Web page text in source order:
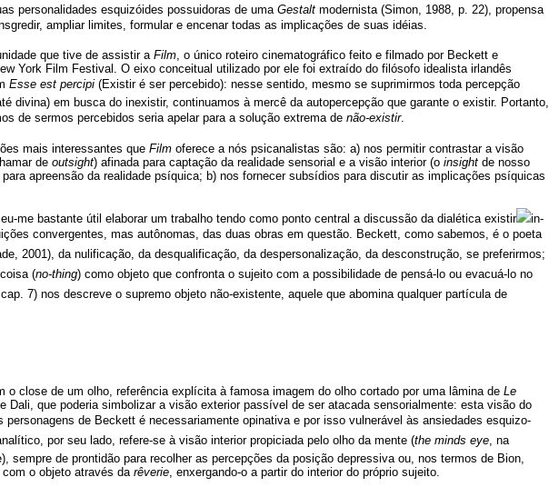
personalidades esquizóides possuidoras de uma Gestalt modernista (Simon, 1988, p. 22), propensa
ampliar limites, formular e encenar todas as implicações de suas idéias.
que tive de assistir a Film, o único roteiro cinematográfico feito e filmado por Beckett e
York Film Festival. O eixo conceitual utilizado por ele foi extraído do filósofo idealista irlandês
Esse est percipi  (Existir é ser percebido): nesse sentido, mesmo se suprimirmos toda percepção
divina) em busca do inexistir, continuamos à mercê da autopercepção que garante o existir. Portanto,
de sermos percebidos seria apelar para a solução extrema de não-existir.
mais interessantes que Film oferece a nós psicanalistas são: a) nos permitir contrastar a visão
de outsight) afinada para captação da realidade sensorial e a visão interior (o insight de nosso
apreensão da realidade psíquica; b) nos fornecer subsídios para discutir as implicações psíquicas
me bastante útil elaborar um trabalho tendo como ponto central a discussão da dialética existir
in-
convergentes, mas autônomas, das duas obras em questão. Beckett, como sabemos, é o poeta
2001), da nulificação, da desqualificação, da despersonalização, da desconstrução, se preferirmos;
(no-thing) como objeto que confronta o sujeito com a possibilidade de pensá-lo ou evacuá-lo no
7) nos descreve o supremo objeto não-existente, aquele que abomina qualquer partícula de
o close de um olho, referência explícita à famosa imagem do olho cortado por uma lâmina de Le
Dali, que poderia simbolizar a visão exterior passível de ser atacada sensorialmente: esta visão do
personagens de Beckett é necessariamente opinativa e por isso vulnerável às ansiedades esquizo-
por seu lado, refere-se à visão interior propiciada pelo olho da mente (the minds eye, na
sempre de prontidão para recolher as percepções da posição depressiva ou, nos termos de Bion,
com o objeto através da rêverie, enxergando-o a partir do interior do próprio sujeito.